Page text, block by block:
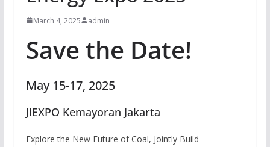
March 4, 2025 admin
Save the Date!
May 15-17, 2025
JIEXPO Kemayoran Jakarta
Explore the New Future of Coal, Jointly Build